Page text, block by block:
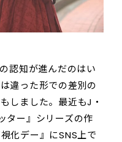
認知が進んだのはい
違った形での差別の
しました。最近もJ・
ター』シリーズの作
化デー』にSNS上で